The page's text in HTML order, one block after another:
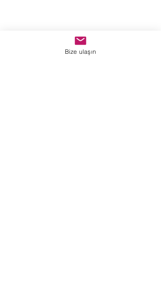
No 11, Üsküdar İSTANBUL
Bize ulaşın